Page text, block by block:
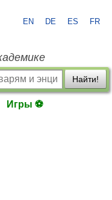
EN DE ES FR
Найти!
Игры ⚽